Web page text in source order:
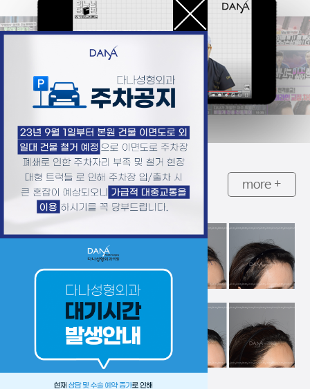
Before &After more +